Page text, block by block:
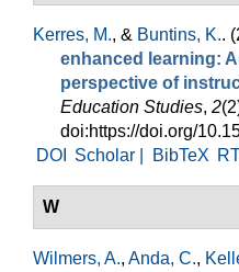
Kerres, M., & Buntins, K..
enhanced learning:
perspective of
Education Studies, 2
doi:https://doi.org/
DOI
Scholar | BibTeX
W
Wilmers, A., Anda, C.,